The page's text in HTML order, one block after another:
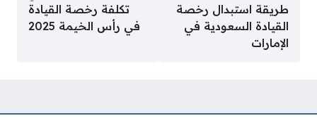
طريقة استبدال رخصة
القيادة السعودية في
الإمارات
تكلفة رخصة القيادة
في رأس الخيمة 2025